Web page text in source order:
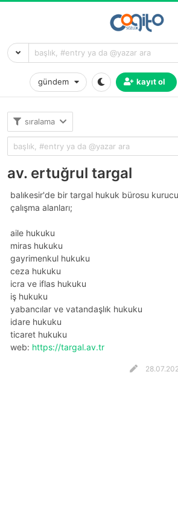
gündem kayıt ol
sıralama
av. ertuğrul targal
balıkesir'de bir targal hukuk bürosu
çalışma alanları;
aile hukuku
miras hukuku
gayrimenkul hukuku
ceza hukuku
i̇cra ve i̇flas hukuku
i̇ş hukuku
yabancılar ve vatandaşlık hukuku
i̇dare hukuku
ticaret hukuku
web: https://targal.av.tr